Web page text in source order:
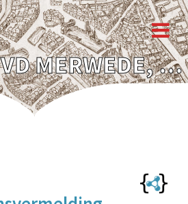
NIKOLAAS VD MERWEDE, REKENING SCHOUT IN 1380/1